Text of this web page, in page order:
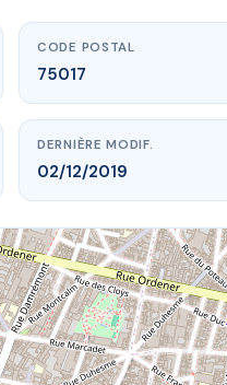
CODE POSTAL
75017
DERNIÈRE MODIF.
02/12/2019